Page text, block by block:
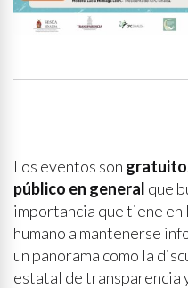
Los eventos son
público en general que
importancia que tiene en
humano a mantenerse
un panorama como la
estatal de transparencia